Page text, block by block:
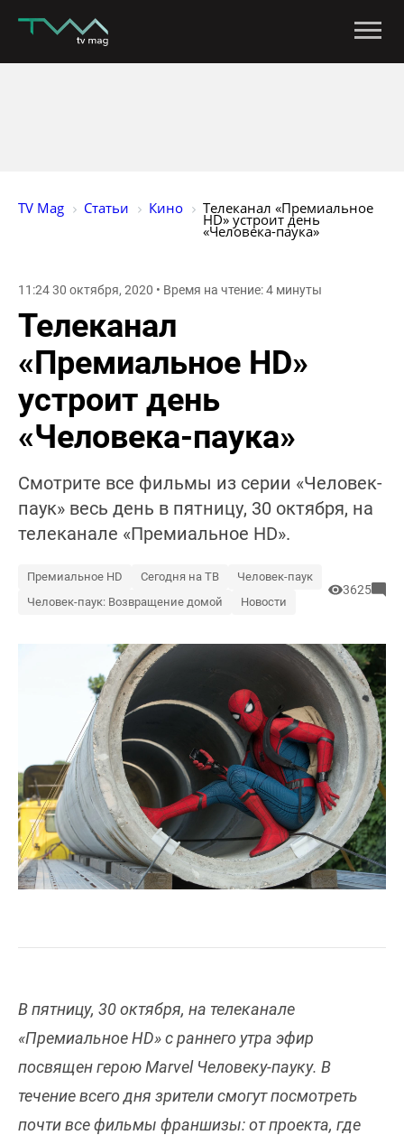
TV Mag Статьи Кино Телеканал «Премиальное
HD» устроит день
«Человека-паука»
11:24 30 октября, 2020 • Время на чтение: 4 минуты
Телеканал
«Премиальное HD»
устроит день
«Человека-паука»
Смотрите все фильмы из серии «Человек-
паук» весь день в пятницу, 30 октября, на
телеканале «Премиальное HD».
Премиальное HD Сегодня на ТВ
Человек-паук
Человек-паук: Возвращение домой
Новости
3625
В пятницу, 30 октября, на телеканале
«Премиальное HD» с раннего утра эфир
посвящен герою Marvel Человеку-пауку. В
течение всего дня зрители смогут посмотреть
почти все фильмы франшизы: от проекта, где